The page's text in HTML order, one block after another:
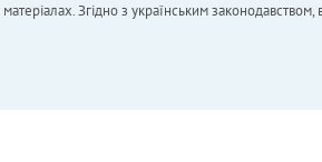
Згідно з українським